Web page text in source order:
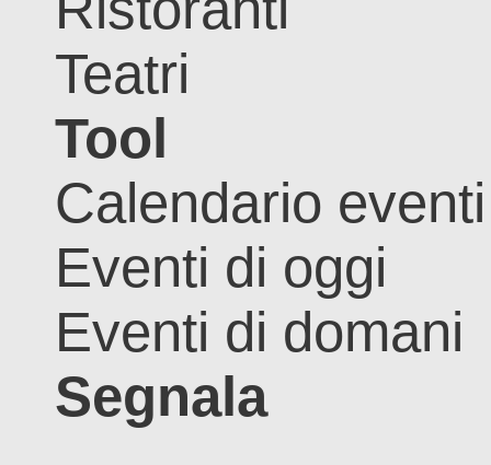
Teatri
Tool
Calendario eventi
Eventi di oggi
Eventi di domani
Segnala